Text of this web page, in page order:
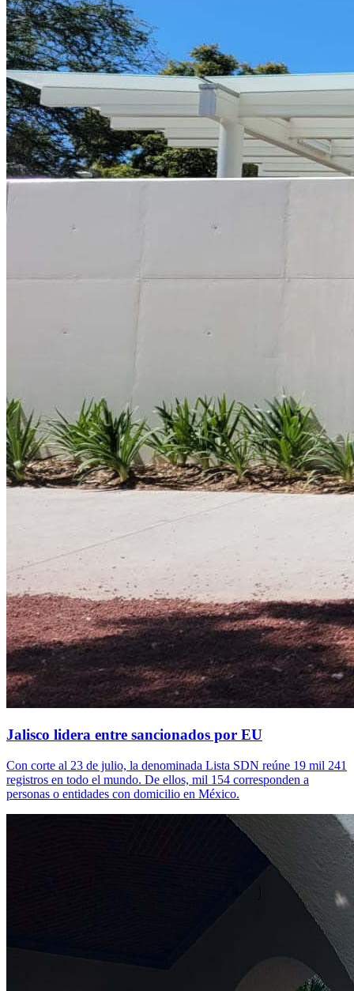
Jalisco lidera entre sancionados por EU
Con corte al 23 de julio, la denominada Lista SDN reúne 19 mil 241
registros en todo el mundo. De ellos, mil 154 corresponden a
personas o entidades con domicilio en México.